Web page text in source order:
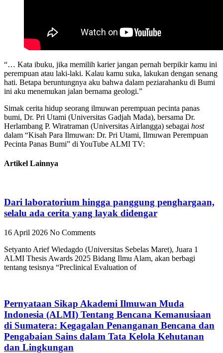
“… Kata ibuku, jika memilih karier jangan pernah berpikir kamu ini
perempuan atau laki-laki. Kalau kamu suka, lakukan dengan senang
hati. Betapa beruntungnya aku bahwa dalam peziarahanku di Bumi
ini aku menemukan jalan bernama geologi.”
Simak cerita hidup seorang ilmuwan perempuan pecinta panas
bumi, Dr. Pri Utami (Universitas Gadjah Mada), bersama Dr.
Herlambang P. Wiratraman (Universitas Airlangga) sebagai host
dalam “Kisah Para Ilmuwan: Dr. Pri Utami, Ilmuwan Perempuan
Pecinta Panas Bumi” di YouTube ALMI TV:
Artikel Lainnya
Dari laboratorium hingga panggung penghargaan,
selalu ada cerita yang layak didengar
16 April 2026 No Comments
Setyanto Arief Wiedagdo (Universitas Sebelas Maret), Juara 1
ALMI Thesis Awards 2025 Bidang Ilmu Alam, akan berbagi
tentang tesisnya “Preclinical Evaluation of
Pernyataan Sikap Akademi Ilmuwan Muda
Indonesia (ALMI) Tentang Bencana Kemanusiaan
di Sumatera: Kegagalan Penanganan Bencana dan
Pengabaian Sains dalam Tata Kelola Kehutanan
dan Lingkungan